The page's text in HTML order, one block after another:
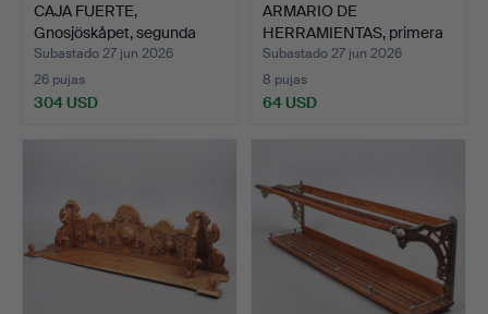
CAJA FUERTE,
Gnosjöskåpet, segunda
mitad d…
Subastado 27 jun 2026
26 pujas
304 USD
ARMARIO DE
HERRAMIENTAS, primera
mitad del…
Subastado 27 jun 2026
8 pujas
64 USD